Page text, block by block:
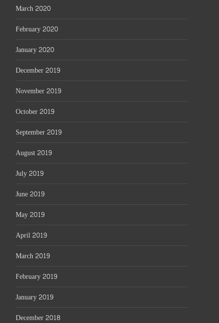
March 2020
February 2020
January 2020
December 2019
November 2019
October 2019
September 2019
August 2019
July 2019
June 2019
May 2019
April 2019
March 2019
February 2019
January 2019
December 2018